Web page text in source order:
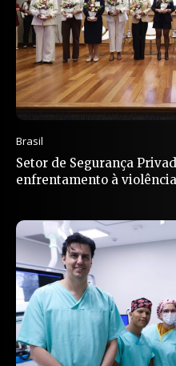
Brasil
Setor de Segurança
enfrentamento à